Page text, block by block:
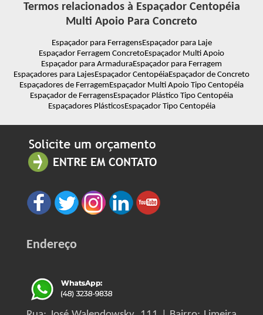
Termos relacionados à Espaçador Centopéia
Multi Apoio Para Concreto
Espaçador para FerragensEspaçador para Laje
Espaçador Ferragem ConcretoEspaçador Multi Apoio
Espaçador para ArmaduraEspaçador para Ferragem
Espaçadores para LajesEspaçador CentopéiaEspaçador de Concreto
Espaçadores de Ferragem Espaçador Multi Apoio Tipo Centopéia
Espaçador de FerragensEspaçador Plástico Tipo Centopéia
Espaçadores PlásticosEspaçador Tipo Centopéia
Endereço